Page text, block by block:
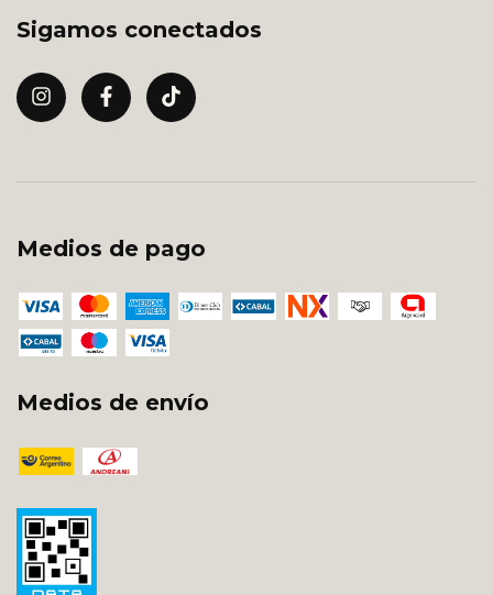
Sigamos conectados
Medios de pago
Medios de envío